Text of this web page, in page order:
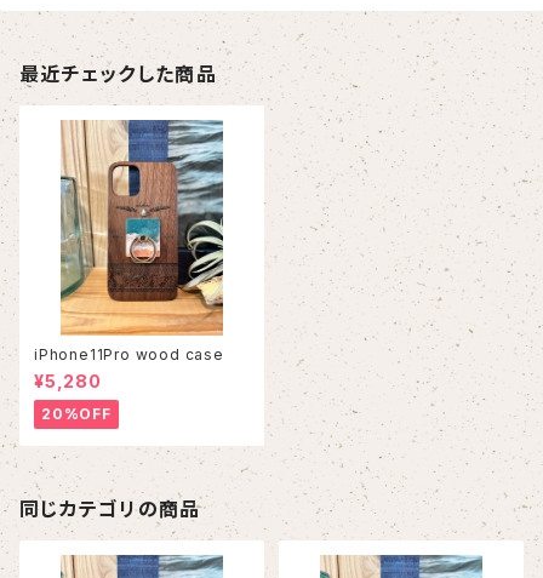
最近チェックした商品
iPhone11Pro wood case
¥5,280
20%OFF
同じカテゴリの商品